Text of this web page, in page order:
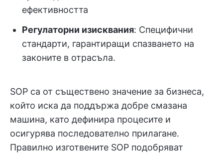
ефективността
Регулаторни изисквания: Специфични
стандарти, гарантиращи спазването на
законите в отрасъла.
SOP са от съществено значение за бизнеса,
който иска да поддържа добре смазана
машина, като дефинира процесите и
осигурява последователно прилагане.
Правилно изготвените SOP подобряват